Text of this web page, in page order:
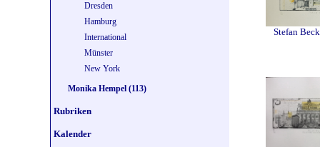
Dresden
Hamburg
International
Münster
New York
Monika Hempel (113)
Rubriken
Kalender
Stefan